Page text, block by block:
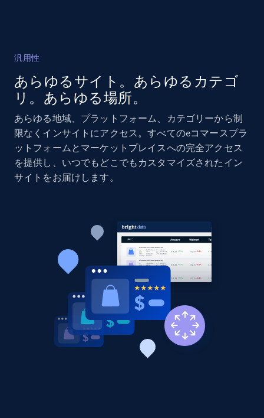
Title, Seller name, Brand, Description, Initial
more.
2.1K+ 375+ 今すぐ始める
Amazon products global dataset -
2.1K+ 今すぐ始める
Amazon products global dataset - Collects
products by best sellers category URL
Title, Seller name, Brand, Description, Initial
汎用性
あらゆるサイト。あらゆるカテゴ
リ。あらゆる場所。
あらゆる地域、プラットフォーム、カテゴリーから制
限なくインサイトにアクセス。すべてのeコマースプラ
ットフォームとマーケットプレイスへの完全アクセス
を提供し、いつでもどこでもカスタマイズされたイン
サイトをお届けします。